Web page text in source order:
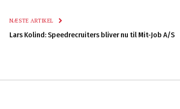
NÆSTE ARTIKEL
Lars Kolind: Speedrecruiters bliver nu til Mit-Job A/S